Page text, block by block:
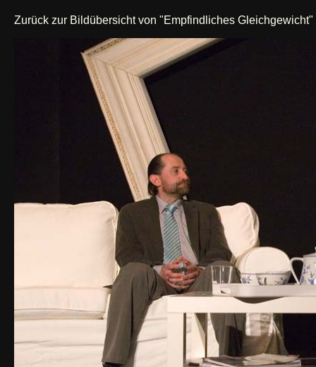
Zurück zur Bildübersicht von "Empfindliches Gleichgewicht"